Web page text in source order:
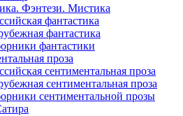
Фэнтези. Мистика
фантастика
фантастика
фантастики
проза
сентиментальная проза
сентиментальная проза
сентиментальной прозы